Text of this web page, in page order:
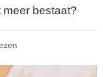
bestaat?